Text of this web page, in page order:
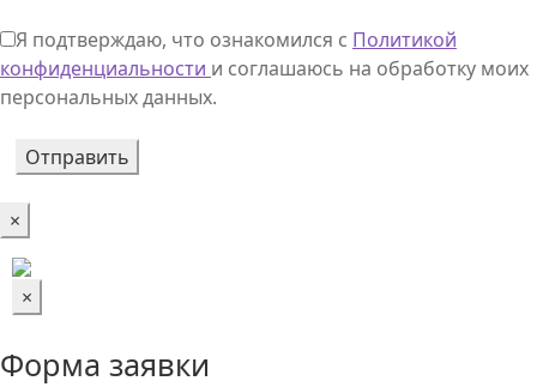
Я подтверждаю, что ознакомился с Политикой
конфиденциальности и соглашаюсь на обработку моих
персональных данных.
×
×
Форма заявки